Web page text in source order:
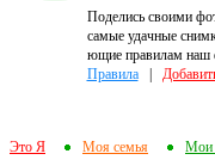
Поделись своими
самые удачные
ющие правилам наш
Правила|
Это Я Моя семья Мои